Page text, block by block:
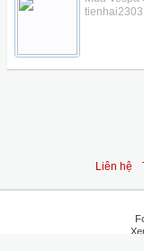
tienhai2303
Liên hệ